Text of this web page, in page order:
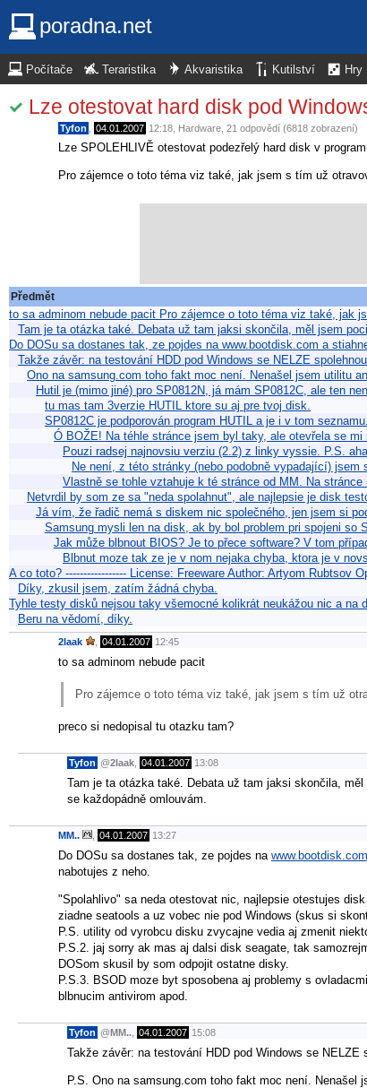
poradna.net
Počítače Teraristika Akvaristika Kutilství Hry
Lze otestovat hard disk pod
Tyfon 04.01.2007 12:18 Hardware , 21 odpovědí (6818 zobrazení)
Lze SPOLEHLIVĚ otestovat podezřelý hard disk v
Pro zájemce o toto téma viz také, jak jsem s tím už
Předmět
to sa adminom nebude pacit Pro zájemce o toto téma viz také, jak
Tam je ta otázka také. Debata už tam jaksi skončila, měl jsem
Do DOSu sa dostanes tak, ze pojdes na www.bootdisk.com a
Takže závěr: na testování HDD pod Windows se NELZE
Ono na samsung.com toho fakt moc není. Nenašel jsem utilitu
Hutil je (mimo jiné) pro SP0812N, já mám SP0812C, ale ten
tu mas tam 3verzie HUTIL ktore su aj pre tvoj disk.
SP0812C je podporován program HUTIL a je i v tom
Ó BOŽE! Na téhle stránce jsem byl taky, ale otevřela se
Pouzi radsej najnovsiu verziu (2.2) z linky vyssie. P.S.
Ne není, z této stránky (nebo podobně vypadající) jsem
Vlastně se tohle vztahuje k té stránce od MM. Na
Netvrdil by som ze sa "neda spolahnut", ale najlepsie je disk
Já vím, že řadič nemá s diskem nic společného, jen jsem si
Samsung mysli len na disk, ak by bol problem pri spojeni so
Jak může blbnout BIOS? Je to přece software? V tom
Blbnut moze tak ze je v nom nejaka chyba, ktora je v
A co toto? ----------------- License: Freeware Author: Artyom Rubtsov
Díky, zkusil jsem, zatím žádná chyba.
Tyhle testy disků nejsou taky všemocné kolikrát neukážou nic a na
Beru na vědomí, díky.
2laak 04.01.2007 12:45
to sa adminom nebude pacit
Pro zájemce o toto téma viz také, jak jsem s tím už
preco si nedopisal tu otazku tam?
Tyfon @2laak 04.01.2007 13:08
Tam je ta otázka také. Debata už tam jaksi skončila,
se každopádně omlouvám.
MM.. 04.01.2007 13:27
Do DOSu sa dostanes tak, ze pojdes na www.bootdisk.com
nabotujes z neho.
"Spolahlivo" sa neda otestovat nic, najlepsie otestujes
ziadne seatools a uz vobec nie pod Windows (skus si
P.S. utility od vyrobcu disku zvycajne vedia aj zmenit
P.S.2. jaj sorry ak mas aj dalsi disk seagate, tak
DOSom skusil by som odpojit ostatne disky.
P.S.3. BSOD moze byt sposobena aj problemy s
blbnucim antivirom apod.
Tyfon @MM.. 04.01.2007 15:08
Takže závěr: na testování HDD pod Windows se
P.S. Ono na samsung.com toho fakt moc není. Nenašel